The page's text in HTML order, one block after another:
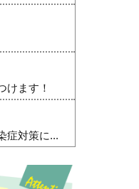
けます！
症対策に...